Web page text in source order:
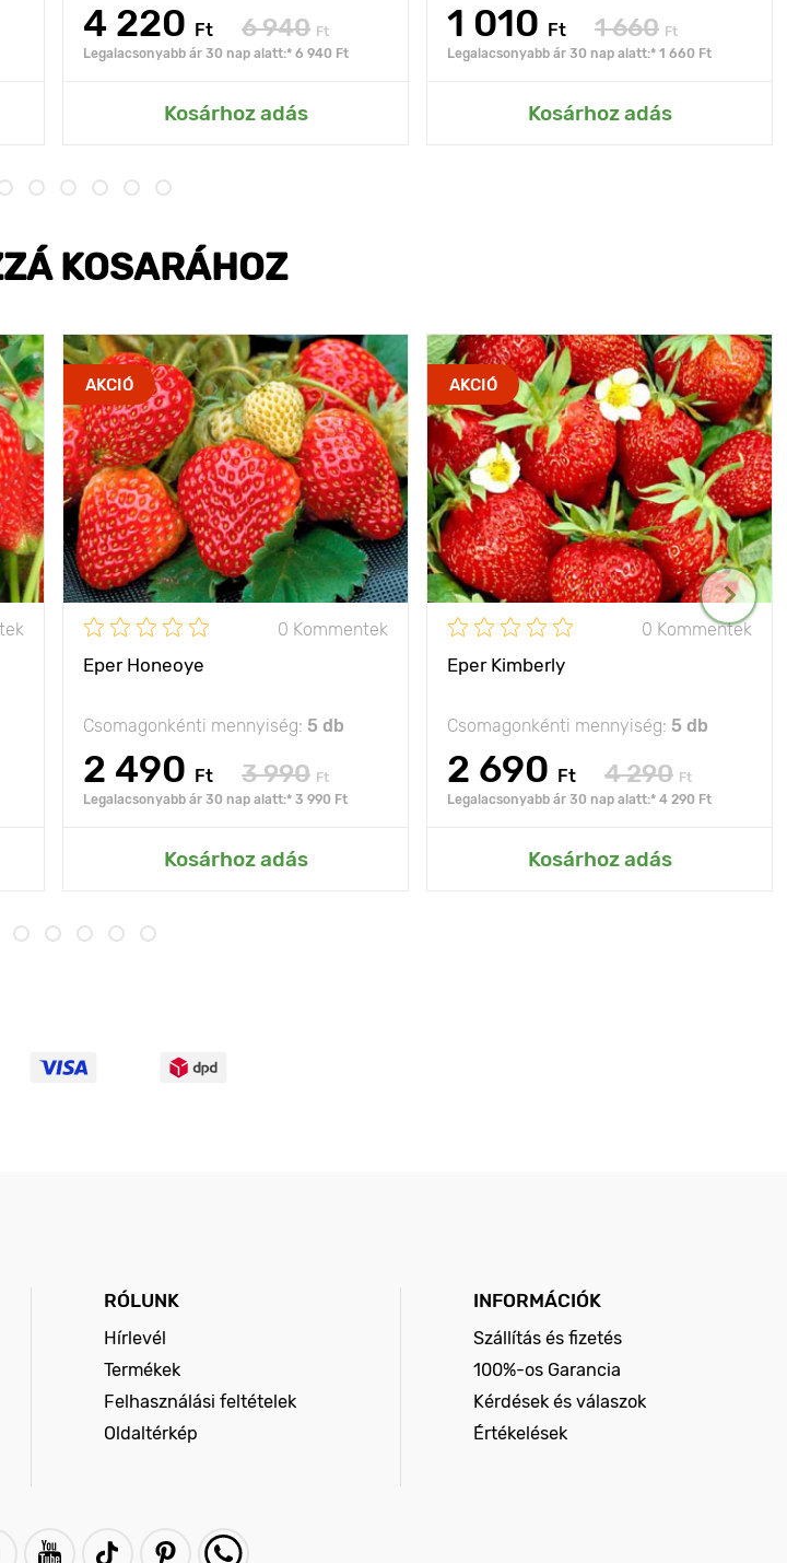
4 220 Ft 6 940 Ft
Legalacsonyabb ár 30 nap alatt:* 6 940 Ft
Kosárhoz adás
1 010 Ft 1 660 Ft
Legalacsonyabb ár 30 nap alatt:* 1 660 Ft
Kosárhoz adás
KOSARÁHOZ
AKCIÓ
0 Kommentek
Eper Honeoye
Csomagonkénti mennyiség: 5 db
2 490 Ft 3 990 Ft
Legalacsonyabb ár 30 nap alatt:* 3 990 Ft
Kosárhoz adás
AKCIÓ
0 Kommentek
Eper Kimberly
Csomagonkénti mennyiség: 5 db
2 690 Ft 4 290 Ft
Legalacsonyabb ár 30 nap alatt:* 4 290 Ft
Kosárhoz adás
RÓLUNK
Hírlevél
Termékek
Felhasználási feltételek
Oldaltérkép
INFORMÁCIÓK
Szállítás és fizetés
100%-os Garancia
Kérdések és válaszok
Értékelések